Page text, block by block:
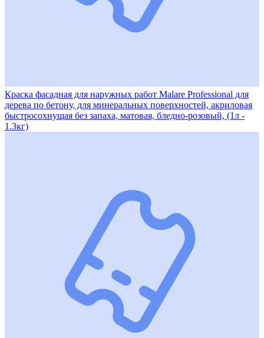
Краска фасадная для наружных работ Malare Professional для
дерева по бетону, для минеральных поверхностей, акриловая
быстросохнущая без запаха, матовая, бледно-розовый, (1л -
1.3кг)